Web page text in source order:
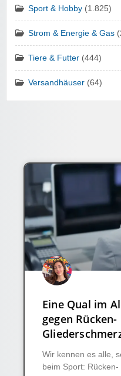
Sport & Hobby (1.825)
Strom & Energie & Gas
Tiere & Futter (444)
Versandhäuser (64)
Eine Qual im
gegen Rücken-
Wir kennen es alle,
beim Sport: Rücken-